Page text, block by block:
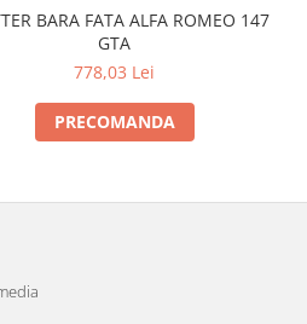
BARA FATA ALFA ROMEO 147
GTA
778,03 Lei
PRECOMANDA